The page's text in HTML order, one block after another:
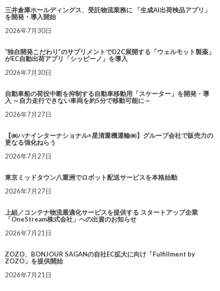
三井倉庫ホールディングス、受託物流業務に 「生成AI出荷検品アプリ」
を開発・導入開始
2026年7月30日
“独自開発こだわり”のサプリメントでD2C展開する「ウェルモット製薬」
がEC自動出荷アプリ「シッピーノ」を導入
2026年7月30日
自動車船の荷役中断を抑制する自動車移動用「スケーター」を開発・導
入 ～自力走行できない車両を約5分で移動可能に～
2026年7月27日
【㈱ハナインターナショナル×星清重機運輸㈱】グループ会社で販売力の
更なる強化ねらう
2026年7月27日
東京ミッドタウン八重洲でロボット配送サービスを本格始動
2026年7月27日
上組／コンテナ物流最適化サービスを提供する スタートアップ企業
「OneStream株式会社」への出資のお知らせ
2026年7月21日
ZOZO、BONJOUR SAGANの自社EC拡大に向け「Fulfillment by
ZOZO」を提供開始
2026年7月21日